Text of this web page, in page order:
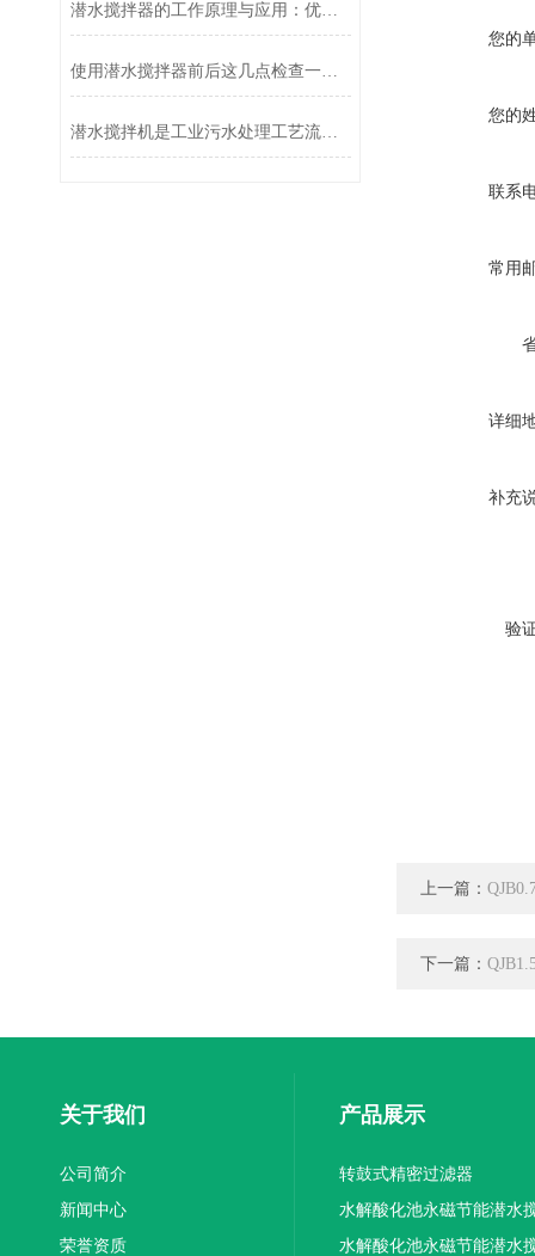
您的
您的
联系
常用
详细
补充
验
上一篇：
下一篇：
潜水搅拌器的工作原理与应用：优化液体混合效果的高效解决方案
使用潜水搅拌器前后这几点检查一定不要错过！
潜水搅拌机是工业污水处理工艺流程上的重要设备
关于我们
公司简介
新闻中心
荣誉资质
产品展示
转鼓式精密过滤器
水解酸化池永磁节能潜水
机厂家供应
水解酸化池永磁节能潜水